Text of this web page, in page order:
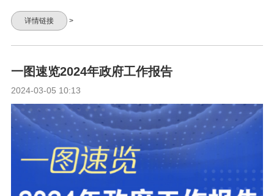
详情链接 >
一图速览2024年政府工作报告
2024-03-05 10:13